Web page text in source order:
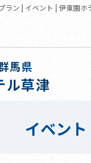
ラン | イベント | 伊東園ホ
馬県
ル草津
イベント